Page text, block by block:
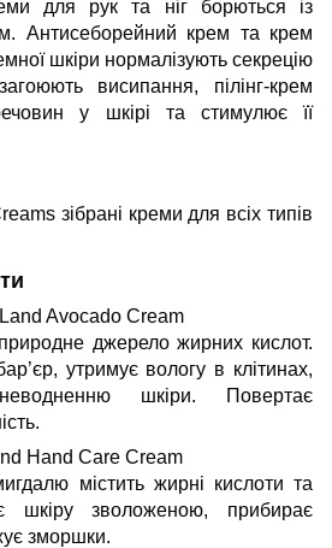
для рук та ніг борються із
Антисеборейний крем та крем
шкіри нормалізують секрецію
висипання, пілінг-крем
у шкірі та стимулює її
зібрані креми для всіх типів
Avocado Cream
джерело жирних кислот.
утримує вологу в клітинах,
шкіри. Повертає
Hand Care Cream
містить жирні кислоти та
шкіру зволоженою, прибирає
зморшки.